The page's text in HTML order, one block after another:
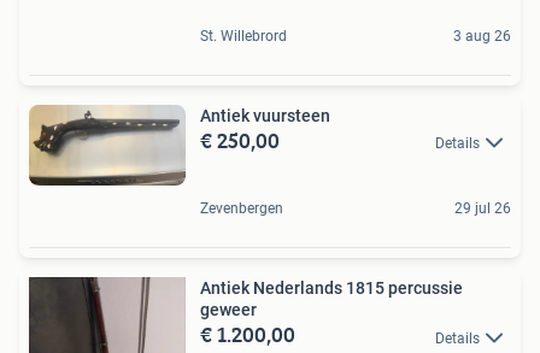
St. Willebrord 3 aug 26
Antiek vuursteen
€ 250,00 Details
Zevenbergen 29 jul 26
Antiek Nederlands 1815 percussie
geweer
€ 1.200,00 Details